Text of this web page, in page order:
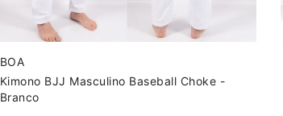
BOA
Kimono BJJ Masculino Baseball Choke -
Branco